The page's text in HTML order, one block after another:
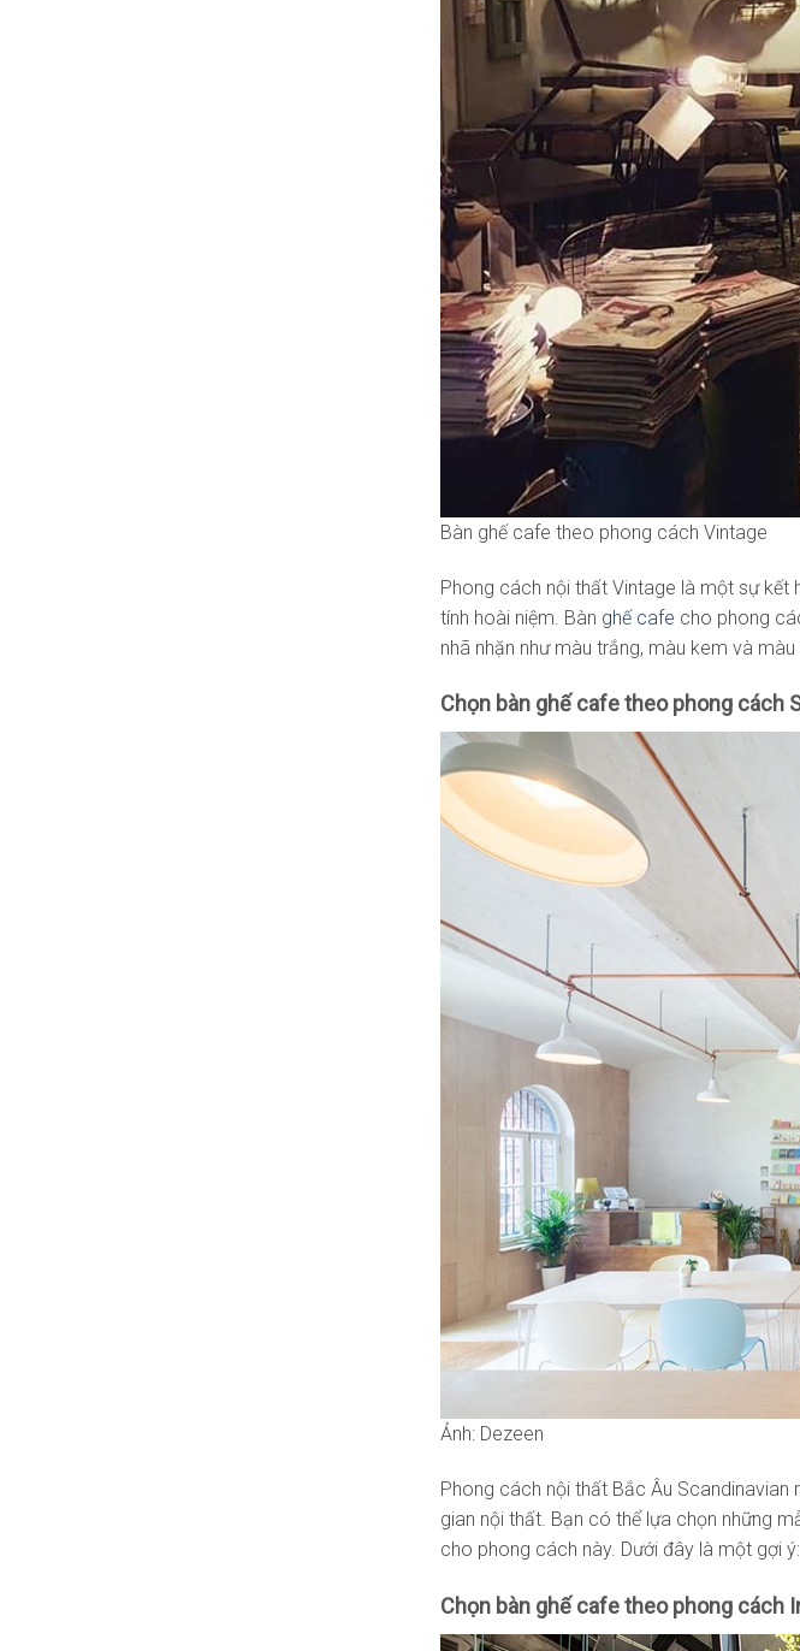
Bàn ghế cafe theo phong cách Vintage
Phong cách nội thất Vintage là một sự
tính hoài niệm. Bàn ghế cafe cho phong
nhã nhặn như màu trắng, màu kem và màu
Chọn bàn ghế cafe theo phong cách
Ảnh: Dezeen
Phong cách nội thất Bắc Âu
gian nội thất. Bạn có thể lựa chọn những
cho phong cách này. Dưới đây là một gợi ý:
Chọn bàn ghế cafe theo phong cách